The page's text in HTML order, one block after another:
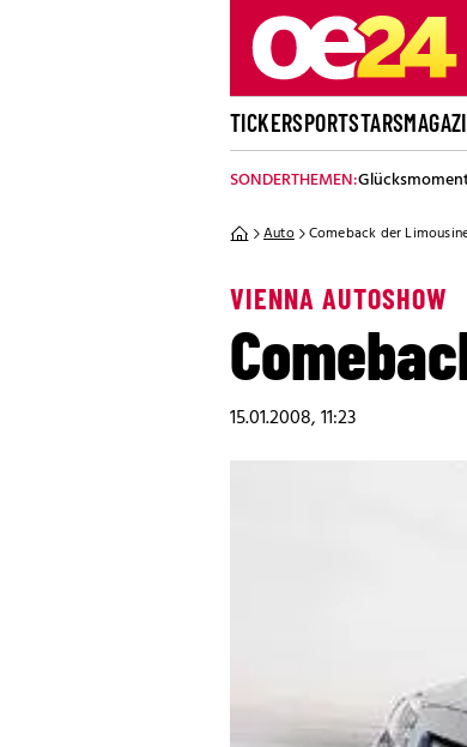
TICKERSPORTSTARS
SONDERTHEMEN:
Auto Comeback der
VIENNA AUTOSHOW
15.01.2008, 11:23